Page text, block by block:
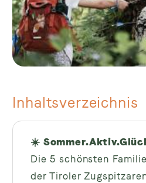
Inhaltsverzeichnis
☀️
Die 5 schönsten
der Tiroler